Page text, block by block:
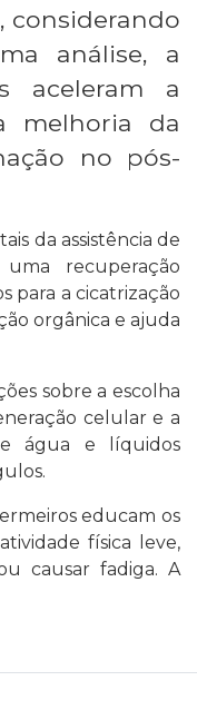
considerando
análise, a
aceleram a
melhoria da
no pós-
da assistência de
recuperação
para a cicatrização
orgânica e ajuda
sobre a escolha
celular e a
água e líquidos
educam os
física leve,
causar fadiga. A